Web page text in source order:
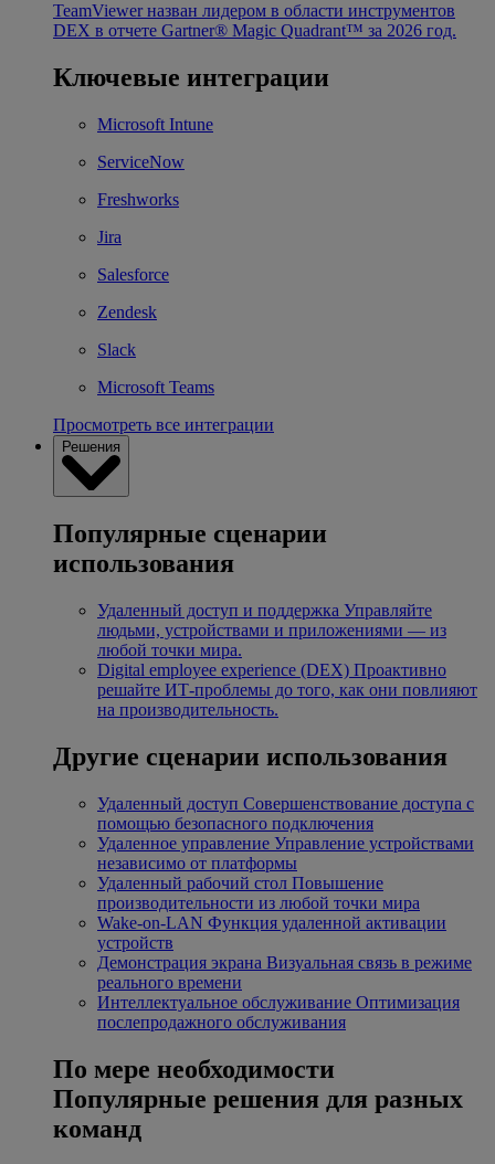
TeamViewer назван лидером в области инструментов
DEX в отчете Gartner® Magic Quadrant™ за 2026 год.
Ключевые интеграции
Microsoft Intune
ServiceNow
Freshworks
Jira
Salesforce
Zendesk
Slack
Microsoft Teams
Просмотреть все интеграции
Решения
Популярные сценарии
использования
Удаленный доступ и поддержка Управляйте
людьми, устройствами и приложениями — из
любой точки мира.
Digital employee experience (DEX) Проактивно
решайте ИТ-проблемы до того, как они повлияют
на производительность.
Другие сценарии использования
Удаленный доступ Совершенствование доступа с
помощью безопасного подключения
Удаленное управление Управление устройствами
независимо от платформы
Удаленный рабочий стол Повышение
производительности из любой точки мира
Wake-on-LAN Функция удаленной активации
устройств
Демонстрация экрана Визуальная связь в режиме
реального времени
Интеллектуальное обслуживание Оптимизация
послепродажного обслуживания
По мере необходимости
Популярные решения для разных
команд